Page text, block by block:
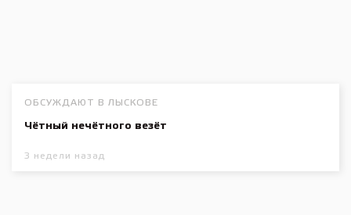
ОБСУЖДАЮТ В ЛЫСКОВЕ
Чётный нечётного везёт
3 недели назад